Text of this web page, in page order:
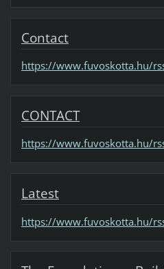
Contact
https://www.fuvoskotta.hu/
CONTACT
https://www.fuvoskotta.hu/
Latest
https://www.fuvoskotta.hu/